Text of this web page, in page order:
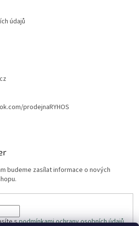
údajů
prodejnaRYHOS
budeme zasílat informace o nových
spodmínkami ochrany osobních údajů